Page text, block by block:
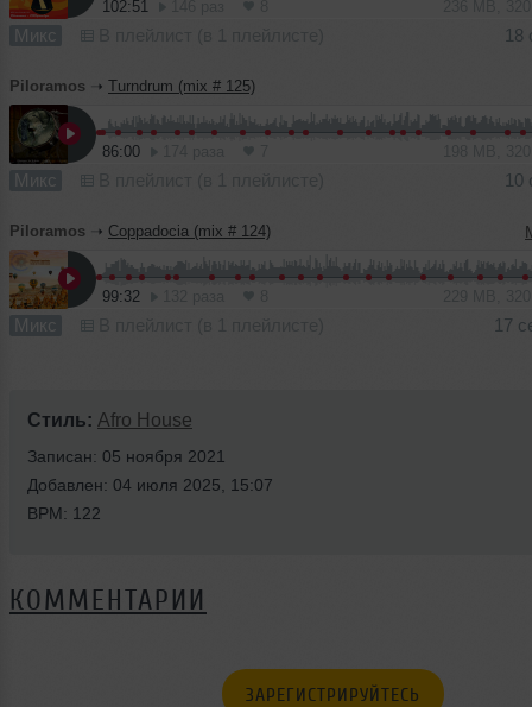
102:51
Микс 18
Piloramos ➝ Turndrum (mix # 125)
86:00
Микс 10
Piloramos ➝ Coppadocia (mix # 124)
99:32
Микс 17
Стиль: Afro House
Записан: 05 ноября 2021
Добавлен: 04 июля 2025, 15:07
BPM: 122
КОММЕНТАРИИ
ЗАРЕГИСТРИРУЙТЕСЬ